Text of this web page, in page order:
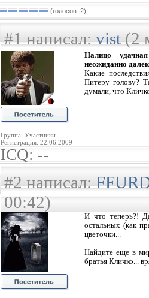
(голосов: 2)
#1 написал:vist(2
Группа: Участники
Регистрация: 22.06.2009
Налицо
неожиданно
Какие
Питеру голову?
думали, что
ICQ: --
#2 написал:
00:42)
И что теперь?!
остальных (как
цветочки...
Найдите еще в
братья Кличко...